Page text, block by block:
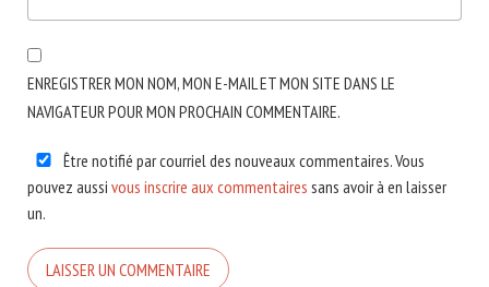
ENREGISTRER MON NOM, MON E-MAIL ET MON SITE DANS LE
NAVIGATEUR POUR MON PROCHAIN COMMENTAIRE.
Être notifié par courriel des nouveaux commentaires. Vous
pouvez aussi vous inscrire aux commentaires sans avoir à en laisser
un.